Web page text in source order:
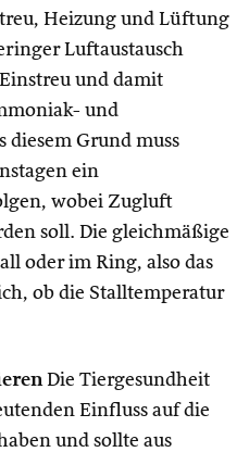
Heizung und Lüftung
Luftaustausch
und damit
und
diesem Grund muss
ein
wobei Zugluft
soll. Die gleichmäßige
oder im Ring, also das
ob die Stalltemperatur
Die Tiergesundheit
Einfluss auf die
und sollte aus